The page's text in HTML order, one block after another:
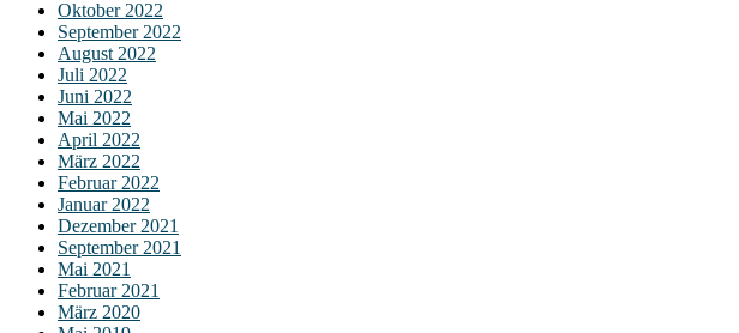
Oktober 2022
September 2022
August 2022
Juli 2022
Juni 2022
Mai 2022
April 2022
März 2022
Februar 2022
Januar 2022
Dezember 2021
September 2021
Mai 2021
Februar 2021
März 2020